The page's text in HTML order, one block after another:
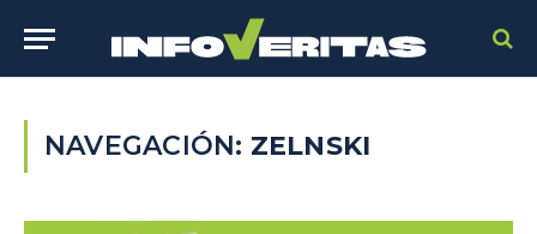
NAVEGACIÓN: ZELNSKI